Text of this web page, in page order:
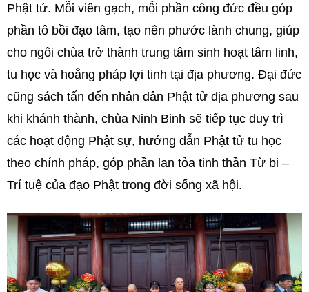
Phật tử. Mỗi viên gạch, mỗi phần công đức đều góp
phần tô bồi đạo tâm, tạo nên phước lành chung, giúp
cho ngôi chùa trở thành trung tâm sinh hoạt tâm linh,
tu học và hoằng pháp lợi tinh tại địa phương. Đại đức
cũng sách tấn đến nhân dân Phật tử địa phương sau
khi khánh thành, chùa Ninh Binh sẽ tiếp tục duy trì
các hoạt động Phật sự, hướng dẫn Phật tử tu học
theo chính pháp, góp phần lan tỏa tinh thần Từ bi –
Trí tuệ của đạo Phật trong đời sống xã hội.